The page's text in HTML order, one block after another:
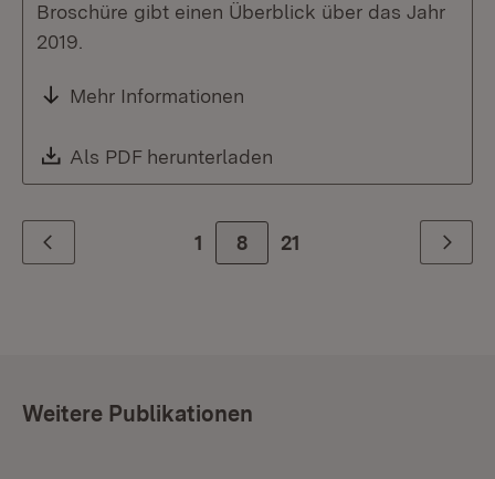
Broschüre gibt einen Überblick über das Jahr
2019.
Mehr Informationen
Download:
Als PDF herunterladen
Zurück 1 Zur Seite
8 21 Weiter
Weitere Publikationen